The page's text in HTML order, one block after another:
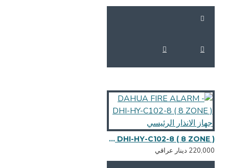
DAHUA FIRE ALARM - DHI-HY-C102-8 ( 8 ZONE ) جهاز الانذار الرئيسي
دينار عراقي